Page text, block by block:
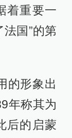
着重要一
国”的第
形象出
年称其为
后的启蒙